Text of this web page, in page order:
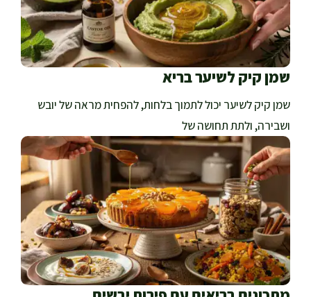
שמן קיק לשיער בריא
שמן קיק לשיער יכול לתמוך בלחות, להפחית מראה של יובש
ושבירה, ולתת תחושה של